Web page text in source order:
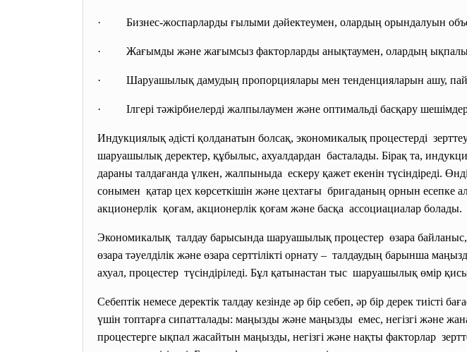
· Бизнес-жоспарларды ғылыми дәйектеумен, олардың орындалуын
· Жағымды және жағымсыз факторларды анықтаумен, олардың
· Шаруашылық дамудың пропорциялары мен тенденцияларын ашу,
· Ілгері тәжірбиелерді жалпылаумен және оптимальді басқару
Индукциялық әдісті қолданатын болсақ, экономикалық процестерді
шаруашылық деректер, құбылыс, ахуалдардан басталады. Бірақ та,
дараны талдағанда үлкен, жалпыныда ескеру қажет екенін түсіндіреді.
сонымен қатар цех көрсеткішін және цехтағы бригаданың орнын есепке
акционерлік қоғам, акционерлік қоғам және басқа ассоциациалар болады.
Экономикалық талдау барысында шаруашылық процестер өзара байланыс,
өзара тәуелділік және өзара серттілікті орнату – талдаудың барынша
ахуал, процестер түсіндіріледі. Бұл қатынастан тыс шаруашылық өмір
Себептік немесе деректік талдау кезінде әр бір себеп, әр бір дерек
үшін топтарға сипатталады: маңызды және маңызды емес, негізгі және
процестерге ықпал жасайтын маңызды, негізгі және нақты факторлар